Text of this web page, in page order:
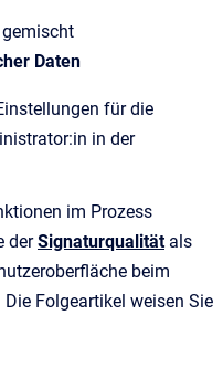
gemischt
Daten
für die
in der
im Prozess
derSignaturqualitätals
beim
Die Folgeartikel weisen Sie